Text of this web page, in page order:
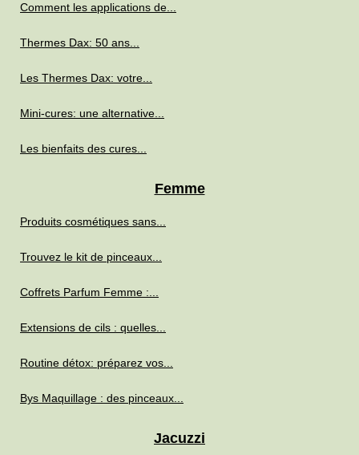
Comment les applications de...
Thermes Dax: 50 ans...
Les Thermes Dax: votre...
Mini-cures: une alternative...
Les bienfaits des cures...
Femme
Produits cosmétiques sans...
Trouvez le kit de pinceaux...
Coffrets Parfum Femme :...
Extensions de cils : quelles...
Routine détox: préparez vos...
Bys Maquillage : des pinceaux...
Jacuzzi